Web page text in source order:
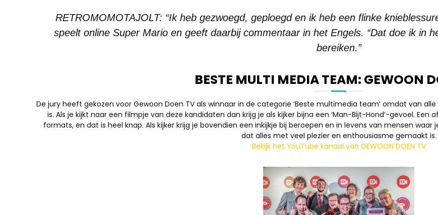
RETROMOMOTAJOLT: “Ik heb gezwoegd, geploegd en ik heb een flinke
speelt online Super Mario en geeft daarbij commentaar in het Engels. “Dat doe ik in
bereiken.”
BESTE MULTI MEDIA TEAM: GEWOON
De jury heeft gekozen voor Gewoon Doen TV als winnaar in de categorie ‘Beste multimedia team’ omdat van
is. Als je kijkt naar een filmpje van deze kandidaten dan krijg je als kijker bijna een ‘Man-Bijt-Hond’-gevoel.
formats, en dat is heel knap. Als kijker krijg je bovendien een inkijkje bij beroepen en in levens van mensen
dat alles met veel plezier en enthousiasme gemaakt is.
Bekijk het YouTube kanaal van GEWOON DOEN TV